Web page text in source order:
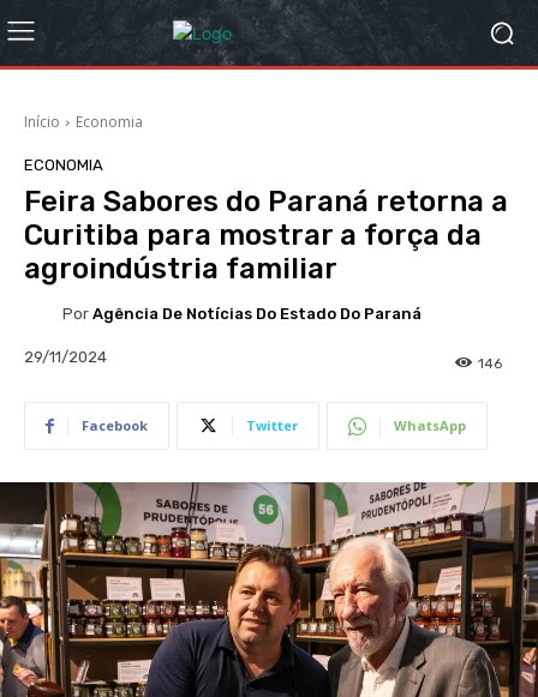
Início Economia
ECONOMIA
Feira Sabores do Paraná retorna a
Curitiba para mostrar a força da
agroindústria familiar
Por Agência De Notícias Do Estado Do Paraná
29/11/2024 146
Facebook Twitter WhatsApp